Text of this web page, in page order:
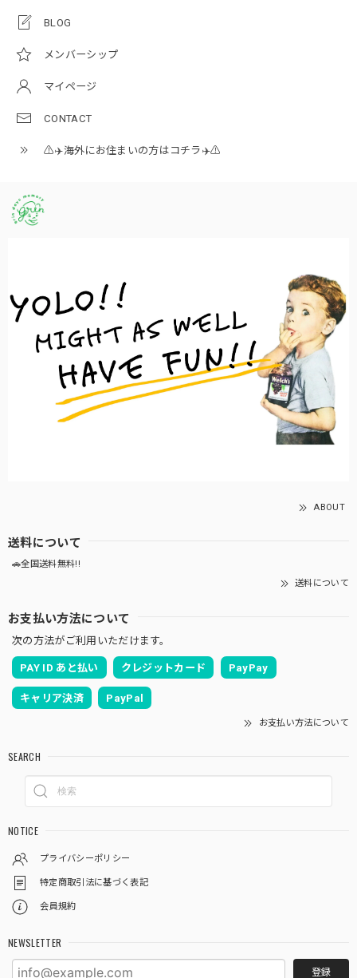
BLOG
メンバーシップ
マイページ
CONTACT
⚠️✈️海外にお住まいの方はコチラ✈️⚠️
ABOUT
送料について
🚗全国送料無料!!
送料について
お支払い方法について
次の方法がご利用いただけます。
PAY ID あと払い クレジットカード PayPay
キャリア決済 PayPal
お支払い方法について
SEARCH
NOTICE
プライバシーポリシー
特定商取引法に基づく表記
会員規約
NEWSLETTER
登録